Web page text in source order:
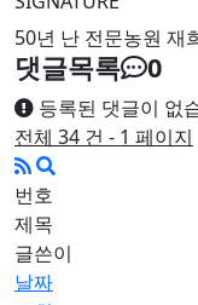
50년 난 전문농원 재
댓글목록 0
등록된 댓글이 없
전체 34 건 - 1 페이지
번호
제목
글쓴이
날짜